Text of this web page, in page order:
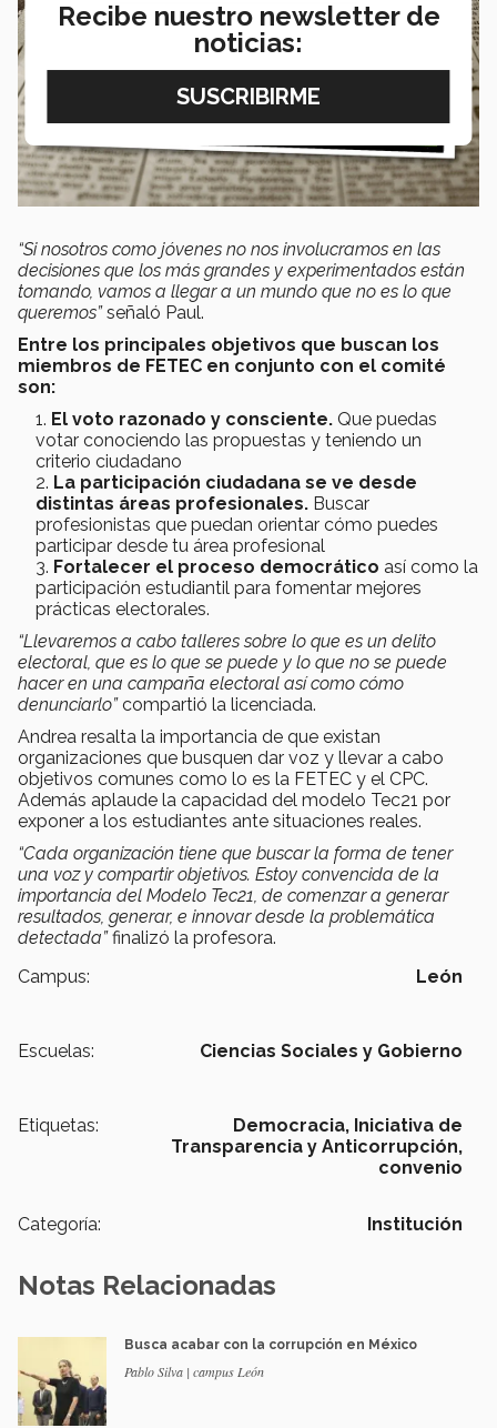
“Si nosotros como jóvenes no nos involucramos en las
decisiones que los más grandes y experimentados están
tomando, vamos a llegar a un mundo que no es lo que
queremos”señaló Paul.
Entre los principales objetivos que buscan los
miembros de FETEC en conjunto con el comité
son:
El voto razonado y consciente. Que puedas
votar conociendo las propuestas y teniendo un
criterio ciudadano
La participación ciudadana se ve desde
distintas áreas profesionales. Buscar
profesionistas que puedan orientar cómo puedes
participar desde tu área profesional
Fortalecer el proceso democrático así como la
participación estudiantil para fomentar mejores
prácticas electorales.
“Llevaremos a cabo talleres sobre lo que es un delito
electoral, que es lo que se puede y lo que no se puede
hacer en una campaña electoral así como cómo
denunciarlo”compartió la licenciada.
Andrea resalta la importancia de que existan
organizaciones que busquen dar voz y llevar a cabo
objetivos comunes como lo es la FETEC y el CPC.
Además aplaude la capacidad del modelo Tec21 por
exponer a los estudiantes ante situaciones reales.
“Cada organización tiene que buscar la forma de tener
una voz y compartir objetivos. Estoy convencida de la
importancia del Modelo Tec21, de comenzar a generar
resultados, generar, e innovar desde la problemática
detectada”finalizó la profesora.
Campus:
León
Escuelas: Ciencias Sociales y Gobierno
Etiquetas: Democracia, Iniciativa de
Transparencia y Anticorrupción,
convenio
Categoría: Institución
Notas Relacionadas
Busca acabar con la corrupción en México
Pablo Silva | campus León
Recibe nuestro newsletter de
noticias: